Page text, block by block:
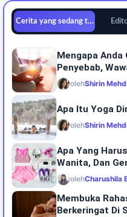
Cerita yang sedang tren
Mengapa
Penyebab,
olehShirin
Apa Itu Yoga
olehShirin
Apa Yang
Wanita, Dan
olehCharushila
Membuka
Berkeringat Di